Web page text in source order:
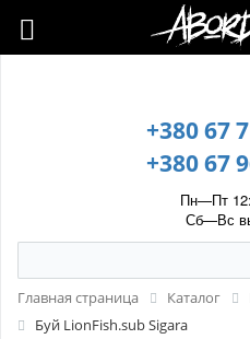
🇺🇦 У зв’язку з воєнним
наявність у
+380 67
+380 67
Пн—Пт
Сб—Вс
Главная страница Каталог
Буй LionFish.sub Sigara